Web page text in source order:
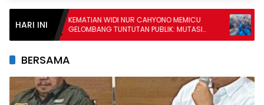
HARI INIKEMATIAN WIDI NUR CAHYONO MEMICU
GELOMBANG TUNTUTAN PUBLIK: MUTASI
DIANGGAP TAK MENJAWAB PERTANYAAN
Demo
Hendra
Klaim
BERSAMA